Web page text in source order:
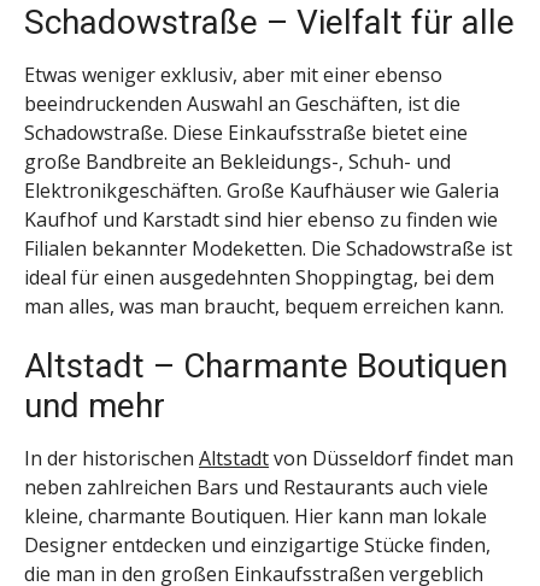
Schadowstraße – Vielfalt für alle
Etwas weniger exklusiv, aber mit einer ebenso
beeindruckenden Auswahl an Geschäften, ist die
Schadowstraße. Diese Einkaufsstraße bietet eine
große Bandbreite an Bekleidungs-, Schuh- und
Elektronikgeschäften. Große Kaufhäuser wie Galeria
Kaufhof und Karstadt sind hier ebenso zu finden wie
Filialen bekannter Modeketten. Die Schadowstraße ist
ideal für einen ausgedehnten Shoppingtag, bei dem
man alles, was man braucht, bequem erreichen kann.
Altstadt – Charmante Boutiquen
und mehr
In der historischen Altstadtvon Düsseldorf findet man
neben zahlreichen Bars und Restaurants auch viele
kleine, charmante Boutiquen. Hier kann man lokale
Designer entdecken und einzigartige Stücke finden,
die man in den großen Einkaufsstraßen vergeblich